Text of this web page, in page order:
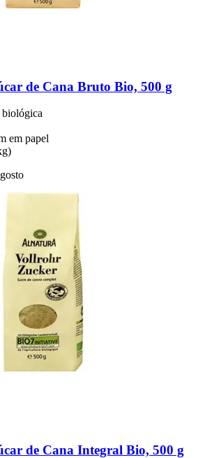
de Cana Bruto Bio, 500 g
em papel
de Cana Integral Bio, 500 g